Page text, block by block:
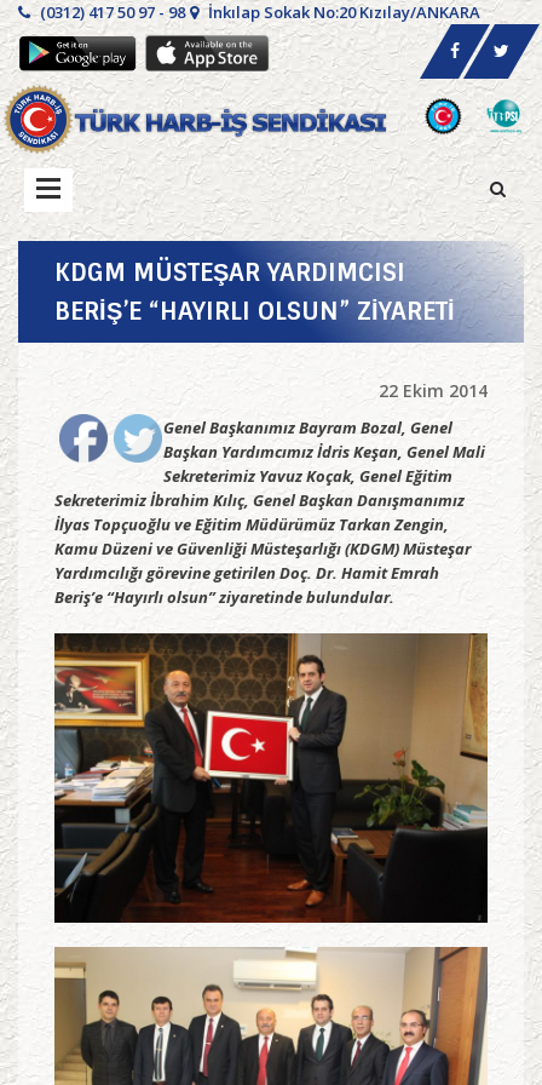
(0312) 417 50 97 - 98 İnkılap Sokak No:20 Kızılay/ANKARA
KDGM MÜSTEŞAR YARDIMCISI
BERİŞ’E “HAYIRLI OLSUN” ZİYARETİ
22 Ekim 2014
Genel Başkanımız Bayram Bozal, Genel
Başkan Yardımcımız İdris Keşan, Genel Mali
Sekreterimiz Yavuz Koçak, Genel Eğitim
Sekreterimiz İbrahim Kılıç, Genel Başkan Danışmanımız
İlyas Topçuoğlu ve Eğitim Müdürümüz Tarkan Zengin,
Kamu Düzeni ve Güvenliği Müsteşarlığı (KDGM) Müsteşar
Yardımcılığı görevine getirilen Doç. Dr. Hamit Emrah
Beriş’e “Hayırlı olsun” ziyaretinde bulundular.